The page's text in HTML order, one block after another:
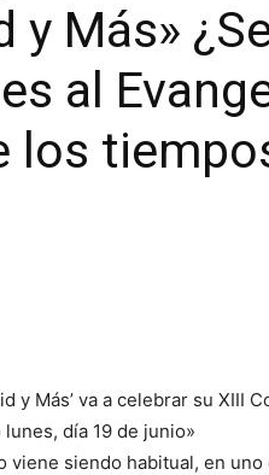
y Más»
al
los
y Más’ va a celebrar su
día 19 de junio»
viene siendo habitual, en